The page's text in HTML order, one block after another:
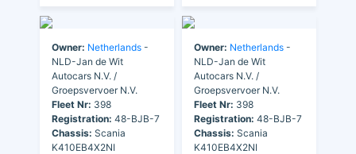
Owner: Netherlands -
NLD-Jan de Wit
Autocars N.V. /
Groepsvervoer N.V.
Fleet Nr: 398
Registration: 48-BJB-7
Chassis: Scania
K410EB4X2NI
Owner: Netherlands -
NLD-Jan de Wit
Autocars N.V. /
Groepsvervoer N.V.
Fleet Nr: 398
Registration: 48-BJB-7
Chassis: Scania
K410EB4X2NI